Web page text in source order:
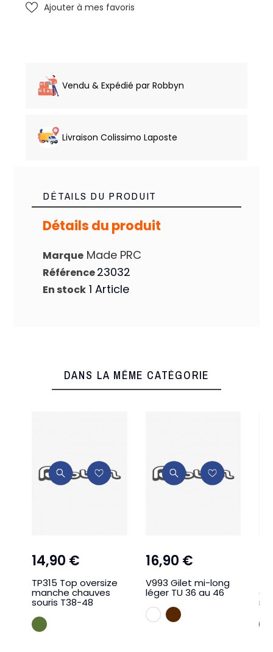
Ajouter à mes favoris
Vendu & Expédié par Robbyn
Livraison Colissimo Laposte
DÉTAILS DU PRODUIT
Détails du produit
Marque Made PRC
Référence23032
En stock 1 Article
DANS LA MÊME CATÉGORIE
14,90 €
TP315 Top oversize
manche chauves
souris T38-48
KAKI
16,90 €
V993 Gilet mi-long
léger TU 36 au 46
BLANCMARRON